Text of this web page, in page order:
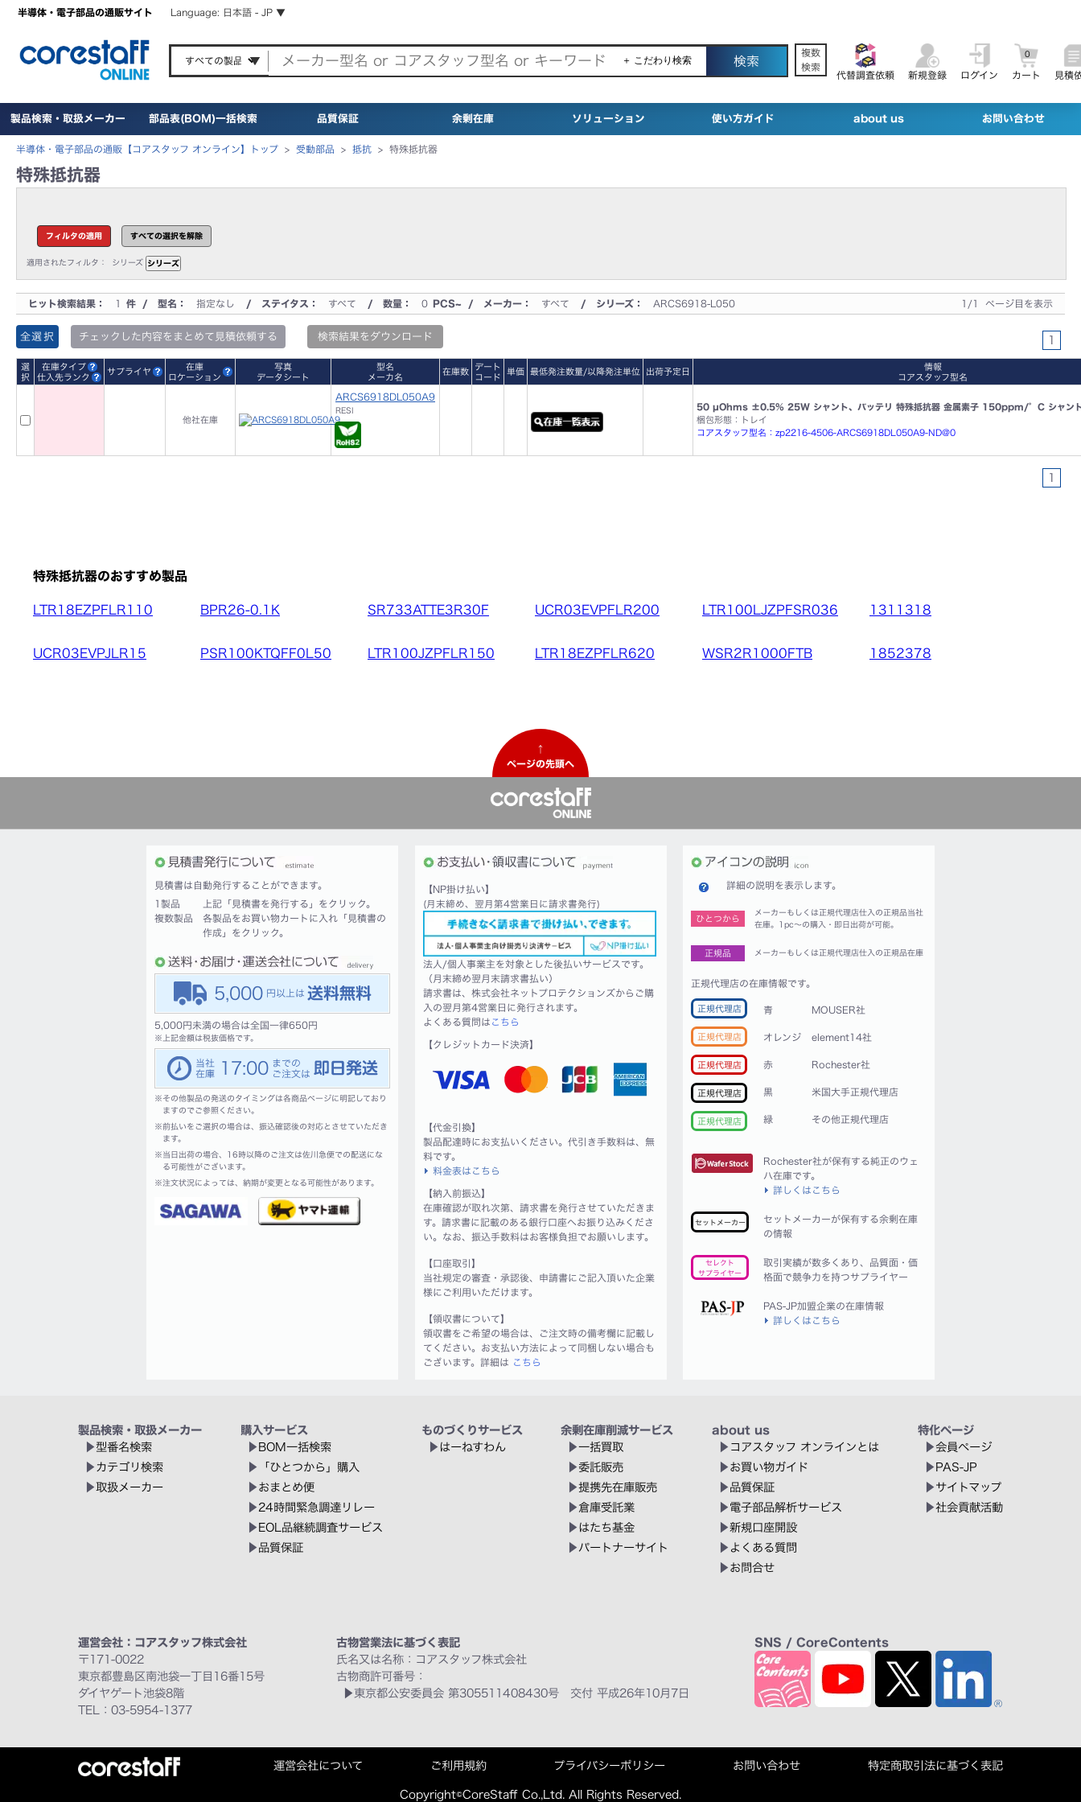
半導体・電子部品の通販サイト Language: 日本語 - JP ▼
＋ こだわり検索
複数
検索
代替調査依頼
新規登録 ログイン カート
0
見積
製品検索・取扱メーカー 部品表(BOM)一括検索 品質保証 余剰在庫 ソリューション 使い方ガイド about us お問い合わせ
半導体・電子部品の通販【コアスタッフ オンライン】トップ > 受動部品 > 抵抗 > 特殊抵抗器
特殊抵抗器
適用されたフィルタ： シリーズ
ヒット検索結果： 1 件 / 型名： 指定なし / ステイタス： すべて / 数量： 0 PCS~ / メーカー： すべて / シリーズ： ARCS6918-L050 1/1 ページ目を表示
全選択 チェックした内容をまとめて見積依頼する 検索結果をダウンロード 1
選
択
在庫タイプ
仕入先ランク
サプライヤ
在庫
ロケーション
写真
データシート
型名
メーカ名
在庫数
デート
コード
単価 最低発注数量/以降発注単位 出荷予定日
情報
コアスタッフ型名
他社在庫
ARCS6918DL050A9
RESI
50 µOhms ±0.5% 25W シャント、バッテリ 特殊抵抗器 金属素子 150ppm/°C シャン
梱包形態：トレイ
コアスタッフ型名：zp2216-4506-ARCS6918DL050A9-ND@0
1
特殊抵抗器のおすすめ製品
LTR18EZPFLR110 BPR26-0.1K SR733ATTE3R30F UCR03EVPFLR200 LTR100LJZPFSR036 1311318
UCR03EVPJLR15 PSR100KTQFF0L50 LTR100JZPFLR150 LTR18EZPFLR620 WSR2R1000FTB 1852378
↑
ページの先頭へ
見積書は自動発行することができます。
1製品
上記「見積書を発行する」をクリック。
複数製品
各製品をお買い物カートに入れ「見積書の
作成」をクリック。
5,000
5,000円未満の場合は全国一律650円
※ 上記金額は税抜価格です。
17:00
※その他製品の発送のタイミングは各商品ページに明記しており
ますのでご参照ください。
※前払いをご選択の場合は、振込確認後の対応とさせていただき
ます。
※ 当日出荷の場合、16時以降のご注文は佐川急便での配送にな
る可能性がございます。
※注文状況によっては、納期が変更となる可能性があります。
【NP掛け払い】
(月末締め、翌月第4営業日に請求書発行)
法人/個人事業主を対象とした後払いサービスです。
（月末締め翌月末請求書払い）
請求書は、株式会社ネットプロテクションズからご購
入の翌月第4営業日に発行されます。
よくある質問は こちら
【クレジットカード決済】
【代金引換】
製品配達時にお支払いください。代引き手数料は、無
料です。
料金表はこちら
【納入前振込】
在庫確認が取れ次第、請求書を発行させていただきま
す。請求書に記載のある銀行口座へお振り込みくださ
い。なお、振込手数料はお客様負担でお願いします。
【口座取引】
当社規定の審査・承認後、申請書にご記入頂いた企業
様にご利用いただけます。
【領収書について】
領収書をご希望の場合は、ご注文時の備考欄に記載し
てください。お支払い方法によって同梱しない場合も
ございます。詳細は こちら
詳細の説明を表示します。
ひとつから
メーカーもしくは正規代理店仕入の正規品当社
在庫。1pc〜の購入・即日出荷が可能。
正規品 メーカーもしくは正規代理店仕入の正規品在庫
正規代理店の在庫情報です。
正規代理店
正規代理店
正規代理店
正規代理店
正規代理店
青 MOUSER社
オレンジ element14社
赤 Rochester社
黒 米国大手正規代理店
緑 その他正規代理店
Rochester社が保有する純正のウェ
ハ在庫です。
詳しくはこちら
セットメーカー
セットメーカーが保有する余剰在庫
の情報
セレクト
サプライヤー
取引実績が数多くあり、品質面・価
格面で競争力を持つサプライヤー
PAS-JP加盟企業の在庫情報
詳しくはこちら
製品検索・取扱メーカー
型番名検索
カテゴリ検索
取扱メーカー
購入サービス
BOM一括検索
「ひとつから」購入
おまとめ便
24時間緊急調達リレー
EOL品継続調査サービス
品質保証
ものづくりサービス
はーねすわん
余剰在庫削減サービス
一括買取
委託販売
提携先在庫販売
倉庫受託業
はたち基金
パートナーサイト
about us
コアスタッフ オンラインとは
お買い物ガイド
品質保証
電子部品解析サービス
新規口座開設
よくある質問
お問合せ
特化ページ
会員ページ
PAS-JP
サイトマップ
社会貢献活動
運営会社：コアスタッフ株式会社
〒171-0022
東京都豊島区南池袋一丁目16番15号
ダイヤゲート池袋8階
TEL：03-5954-1377
古物営業法に基づく表記
氏名又は名称：コアスタッフ株式会社
古物商許可番号：
東京都公安委員会 第305511408430号 交付 平成26年10月7日
SNS / CoreContents
運営会社について ご利用規約 プライバシーポリシー お問い合わせ 特定商取引法に基づく表記
Copyright©CoreStaff Co.,Ltd. All Rights Reserved.